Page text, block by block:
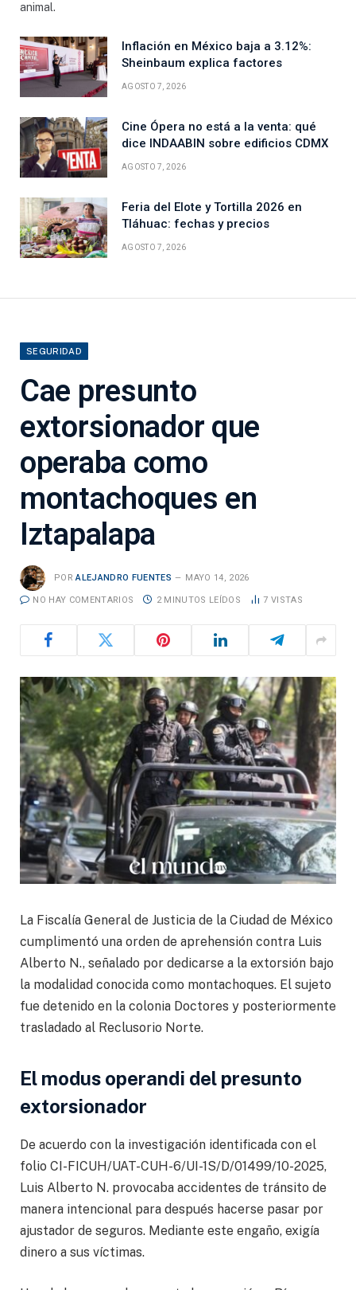
animal.
Inflación en México baja a 3.12%:
Sheinbaum explica factores
AGOSTO 7, 2026
Cine Ópera no está a la venta: qué
dice INDAABIN sobre edificios CDMX
AGOSTO 7, 2026
Feria del Elote y Tortilla 2026 en
Tláhuac: fechas y precios
AGOSTO 7, 2026
SEGURIDAD
Cae presunto
extorsionador que
operaba como
montachoques en
Iztapalapa
POR ALEJANDRO FUENTES MAYO 14, 2026
NO HAY COMENTARIOS 2 MINUTOS LEÍDOS 7 VISTAS
La Fiscalía General de Justicia de la Ciudad de México
cumplimentó una orden de aprehensión contra Luis
Alberto N., señalado por dedicarse a la extorsión bajo
la modalidad conocida como montachoques. El sujeto
fue detenido en la colonia Doctores y posteriormente
trasladado al Reclusorio Norte.
El modus operandi del presunto
extorsionador
De acuerdo con la investigación identificada con el
folio CI-FICUH/UAT-CUH-6/UI-1S/D/01499/10-2025,
Luis Alberto N. provocaba accidentes de tránsito de
manera intencional para después hacerse pasar por
ajustador de seguros. Mediante este engaño, exigía
dinero a sus víctimas.